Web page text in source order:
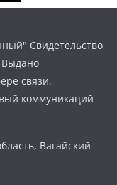
Свидетельство
связи,
коммуникаций
Вагайский